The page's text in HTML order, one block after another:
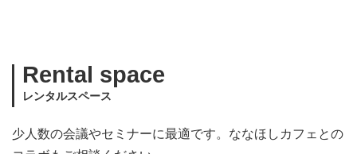
Rental space
レンタルスペース
少人数の会議やセミナーに最適です。ななほしカフェとの